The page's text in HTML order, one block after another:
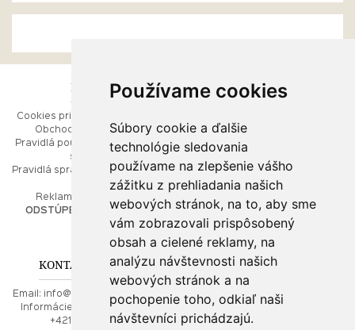
Používame cookies
Súbory cookie a ďalšie
technológie sledovania
používame na zlepšenie vášho
zážitku z prehliadania našich
webových stránok, na to, aby sme
vám zobrazovali prispôsobený
obsah a cielené reklamy, na
analýzu návštevnosti našich
webových stránok a na
pochopenie toho, odkiaľ naši
návštevníci prichádzajú.
ESHOP
Cookies pri prezeraní stránok
Obchodné podmienky
Pravidlá používania webových
stránok
Pravidlá spracúvania osobných
Reklamačný poriadok
ODSTÚPENIE OD ZMLUVY
RÝCHLE MENU
Ako balíme Vaše šperky
Kontaktujte nás
PORADŇA
Ako nakupovať
O drahých kovoch
Doprava a poštovné
KONTAKT NA NÁS
Email:
info@najkrajsiesperky.sk
Informácie:
+421917 881556,
+421556224323